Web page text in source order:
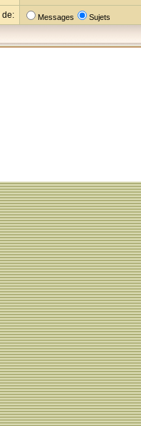
de: Messages Sujets